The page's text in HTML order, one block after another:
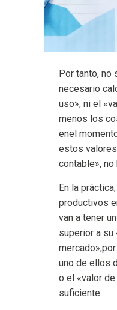
Por tanto, no
necesario
uso», ni el
menos los
enel
estos
contable», no
En la
productivos
van a tener
superior a su
uno de ellos
o el «valor
suficiente.